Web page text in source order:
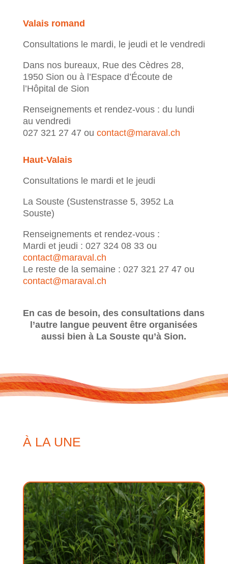
Valais romand
Consultations le mardi, le jeudi et le vendredi
Dans nos bureaux, Rue des Cèdres 28,
1950 Sion ou à l’Espace d’Écoute de
l’Hôpital de Sion
Renseignements et rendez-vous : du lundi
au vendredi
027 321 27 47 ou contact@maraval.ch
Haut-Valais
Consultations le mardi et le jeudi
La Souste (Sustenstrasse 5, 3952 La
Souste)
Renseignements et rendez-vous :
Mardi et jeudi : 027 324 08 33 ou
contact@maraval.ch
Le reste de la semaine : 027 321 27 47 ou
contact@maraval.ch
En cas de besoin, des consultations dans
l’autre langue peuvent être organisées
aussi bien à La Souste qu’à Sion.
À LA UNE